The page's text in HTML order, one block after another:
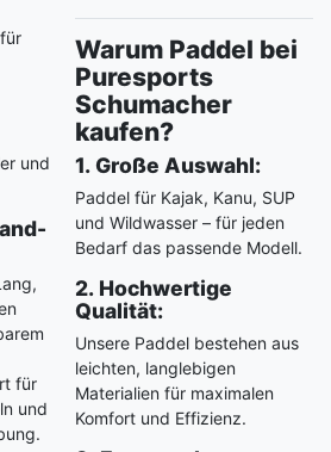
und
für
und
Warum Paddel bei
Puresports
Schumacher
kaufen?
1. Große Auswahl:
Paddel für Kajak, Kanu, SUP
und Wildwasser – für jeden
Bedarf das passende Modell.
2. Hochwertige
Qualität:
Unsere Paddel bestehen aus
leichten, langlebigen
Materialien für maximalen
Komfort und Effizienz.